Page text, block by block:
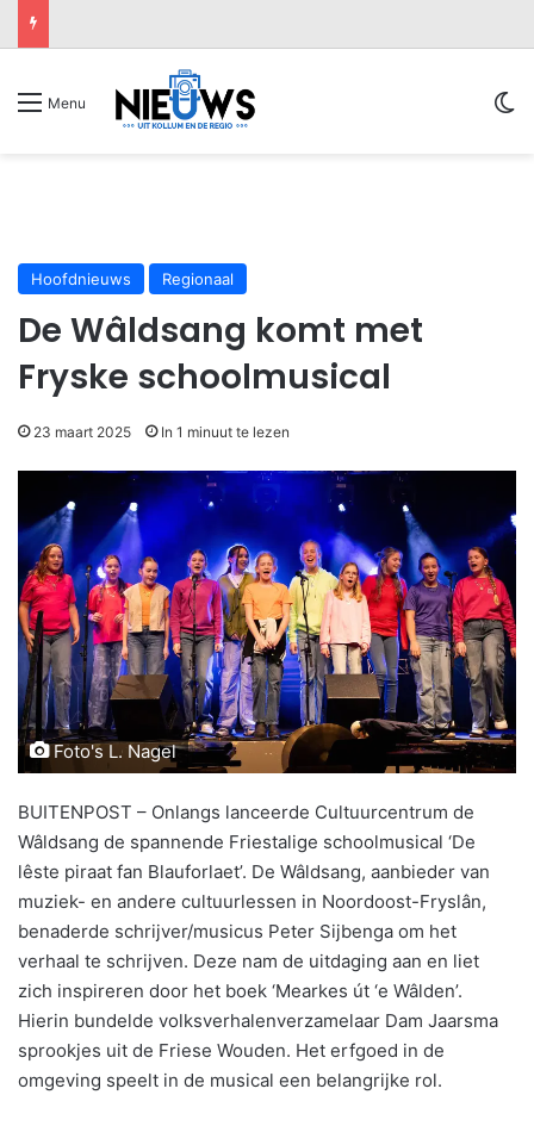
Menu
Hoofdnieuws Regionaal
De Wâldsang komt met
Fryske schoolmusical
23 maart 2025 In 1 minuut te lezen
Foto's L. Nagel
BUITENPOST – Onlangs lanceerde Cultuurcentrum de
Wâldsang de spannende Friestalige schoolmusical ‘De
lêste piraat fan Blauforlaet’. De Wâldsang, aanbieder van
muziek- en andere cultuurlessen in Noordoost-Fryslân,
benaderde schrijver/musicus Peter Sijbenga om het
verhaal te schrijven. Deze nam de uitdaging aan en liet
zich inspireren door het boek ‘Mearkes út ‘e Wâlden’.
Hierin bundelde volksverhalenverzamelaar Dam Jaarsma
sprookjes uit de Friese Wouden. Het erfgoed in de
omgeving speelt in de musical een belangrijke rol.